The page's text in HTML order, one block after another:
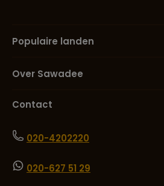
Populaire landen
Over Sawadee
Contact
020-4202220
020-627 51 29